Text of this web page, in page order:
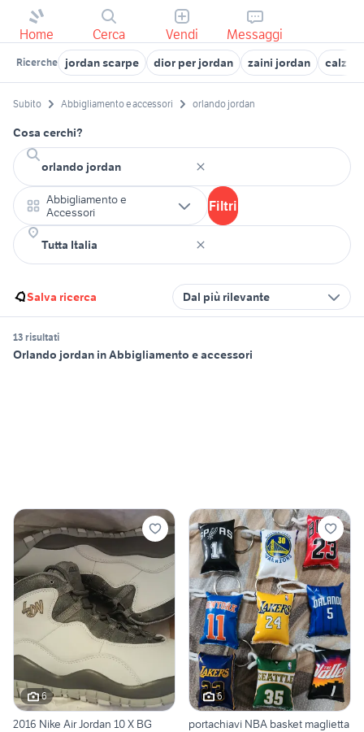
Home Cerca Vendi Messaggi
Ricerche jordan scarpe dior per jordan zaini jordan calzini
Subito Abbigliamento e accessori orlando jordan
Cosa cerchi?
Abbigliamento e
Accessori
Filtri
Salva ricerca Dal più rilevante
13 risultati
Orlando jordan in Abbigliamento e accessori
6
2016 Nike Air Jordan 10 X BG
6
portachiavi NBA basket maglietta